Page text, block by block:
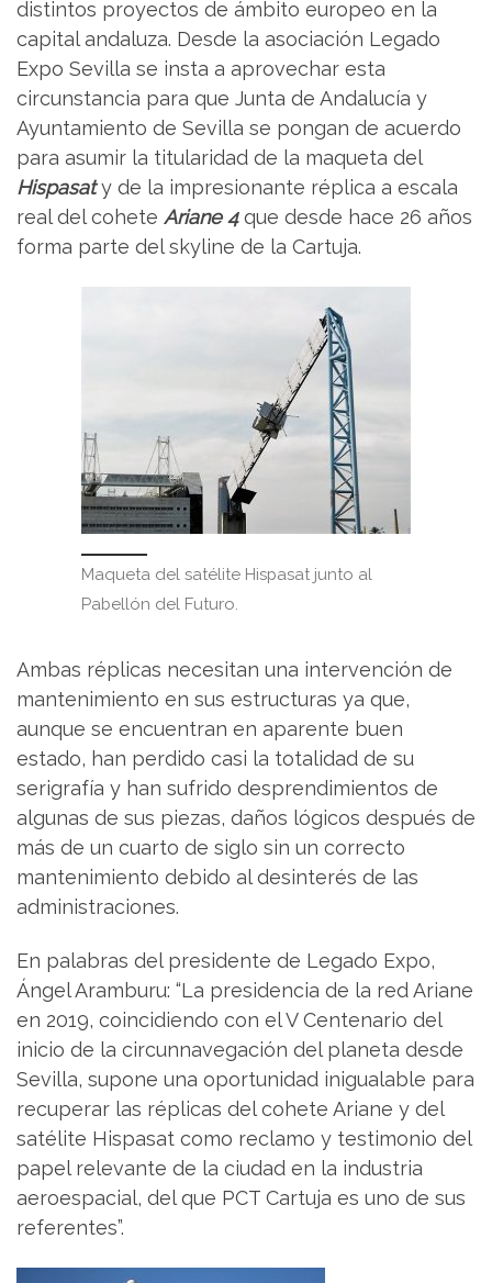
distintos proyectos de ámbito europeo en la
capital andaluza. Desde la asociación Legado
Expo Sevilla se insta a aprovechar esta
circunstancia para que Junta de Andalucía y
Ayuntamiento de Sevilla se pongan de acuerdo
para asumir la titularidad de la maqueta del
Hispasaty de la impresionante réplica a escala
real del cohete Ariane 4que desde hace 26 años
forma parte del skyline de la Cartuja.
Maqueta del satélite Hispasat junto al
Pabellón del Futuro.
Ambas réplicas necesitan una intervención de
mantenimiento en sus estructuras ya que,
aunque se encuentran en aparente buen
estado, han perdido casi la totalidad de su
serigrafía y han sufrido desprendimientos de
algunas de sus piezas, daños lógicos después de
más de un cuarto de siglo sin un correcto
mantenimiento debido al desinterés de las
administraciones.
En palabras del presidente de Legado Expo,
Ángel Aramburu: “La presidencia de la red Ariane
en 2019, coincidiendo con el V Centenario del
inicio de la circunnavegación del planeta desde
Sevilla, supone una oportunidad inigualable para
recuperar las réplicas del cohete Ariane y del
satélite Hispasat como reclamo y testimonio del
papel relevante de la ciudad en la industria
aeroespacial, del que PCT Cartuja es uno de sus
referentes”.